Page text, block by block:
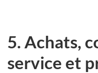
5. Achats,
service et